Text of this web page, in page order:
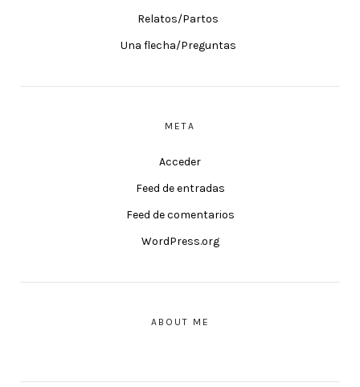
Relatos/Partos
Una flecha/Preguntas
META
Acceder
Feed de entradas
Feed de comentarios
WordPress.org
ABOUT ME